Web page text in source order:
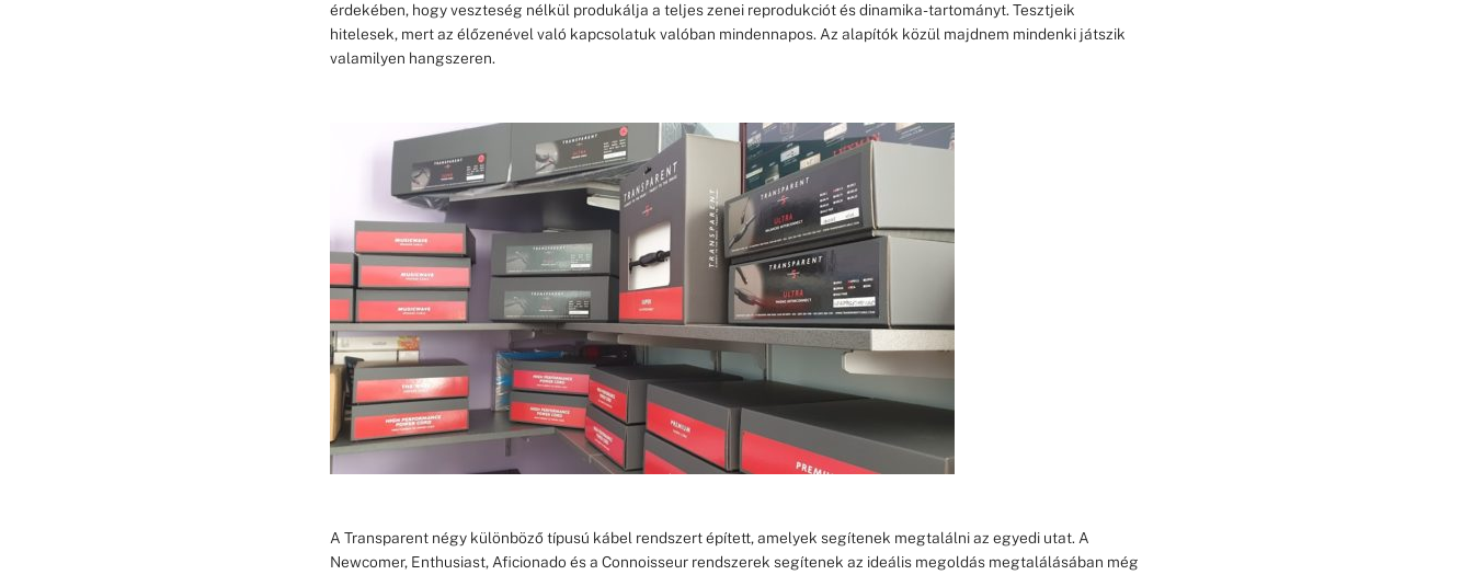
érdekében, hogy veszteség nélkül produkálja a teljes zenei reprodukciót és dinamika-tartományt. Tesztjeik
hitelesek, mert az élőzenével való kapcsolatuk valóban mindennapos. Az alapítók közül majdnem mindenki játszik
valamilyen hangszeren.
A Transparent négy különböző típusú kábel rendszert épített, amelyek segítenek megtalálni az egyedi utat. A
Newcomer, Enthusiast, Aficionado és a Connoisseur rendszerek segítenek az ideális megoldás megtalálásában még